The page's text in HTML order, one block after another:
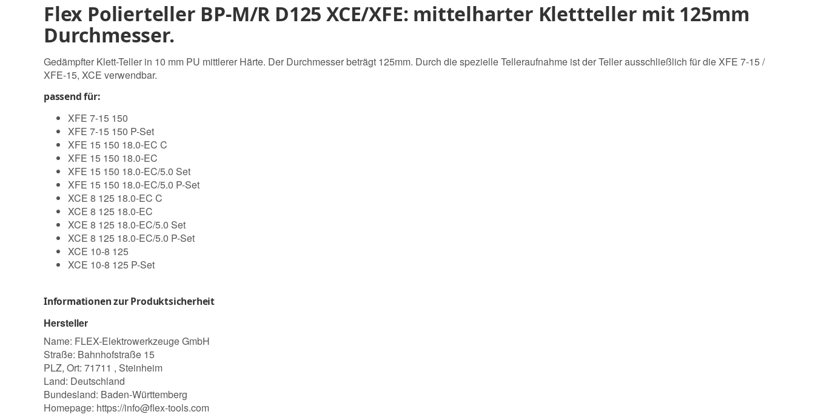
Flex Polierteller BP-M/R D125 XCE/XFE: mittelharter Klettteller mit 125mm
Durchmesser.
Gedämpfter Klett-Teller in 10 mm PU mittlerer Härte. Der Durchmesser beträgt 125mm. Durch die spezielle Telleraufnahme ist der Teller ausschließlich für die XFE 7-15 /
XFE-15, XCE verwendbar.
passend für:
XFE 7-15 150
XFE 7-15 150 P-Set
XFE 15 150 18.0-EC C
XFE 15 150 18.0-EC
XFE 15 150 18.0-EC/5.0 Set
XFE 15 150 18.0-EC/5.0 P-Set
XCE 8 125 18.0-EC C
XCE 8 125 18.0-EC
XCE 8 125 18.0-EC/5.0 Set
XCE 8 125 18.0-EC/5.0 P-Set
XCE 10-8 125
XCE 10-8 125 P-Set
Informationen zur Produktsicherheit
Hersteller
Name: FLEX-Elektrowerkzeuge GmbH
Straße: Bahnhofstraße 15
PLZ, Ort: 71711 , Steinheim
Land: Deutschland
Bundesland: Baden-Württemberg
Homepage: https://info@flex-tools.com